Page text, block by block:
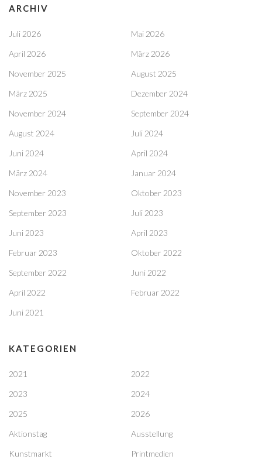
ARCHIV
Juli 2026
Mai 2026
April 2026
März 2026
November 2025
August 2025
März 2025
Dezember 2024
November 2024
September 2024
August 2024
Juli 2024
Juni 2024
April 2024
März 2024
Januar 2024
November 2023
Oktober 2023
September 2023
Juli 2023
Juni 2023
April 2023
Februar 2023
Oktober 2022
September 2022
Juni 2022
April 2022
Februar 2022
Juni 2021
KATEGORIEN
2021
2022
2023
2024
2025
2026
Aktionstag
Ausstellung
Kunstmarkt
Printmedien